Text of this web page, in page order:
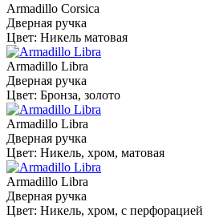
Armadillo Corsica
Дверная ручка
Цвет: Никель матовая
Armadillo Libra
Дверная ручка
Цвет: Бронза, золото
Armadillo Libra
Дверная ручка
Цвет: Никель, хром, матовая
Armadillo Libra
Дверная ручка
Цвет: Никель, хром, с перфорацией